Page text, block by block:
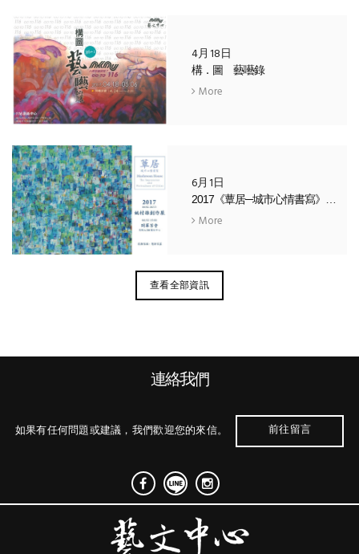
4月18日
構．圖 藝囈錄
More
6月1日
More
查看全部資訊
連絡我們
如果有任何問題或建議，我們歡迎您的來信。 前往留言